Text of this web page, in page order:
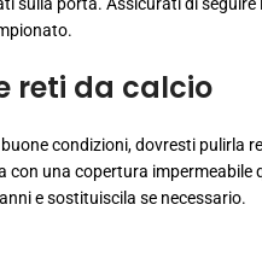
reti da calcio
condizioni, dovresti pulirla
con una copertura
e sostituiscila se necessario.